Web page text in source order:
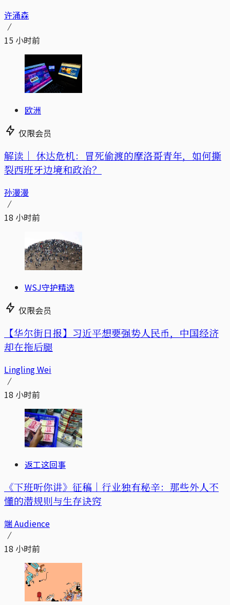
许涌森
15 小时前
欧洲
仅限会员
解读｜ 休达危机：冒死偷渡的摩洛哥青年，如何撕
裂西班牙边境和政治？
孙漫漫
18 小时前
WSJ守护精选
仅限会员
【华尔街日报】习近平想要强势人民币，中国经济
却在拖后腿
Lingling Wei
18 小时前
返工这回事
《下班听你讲》征稿｜行业独有秘辛：那些外人不
懂的潜规则与生存诀窍
端 Audience
18 小时前